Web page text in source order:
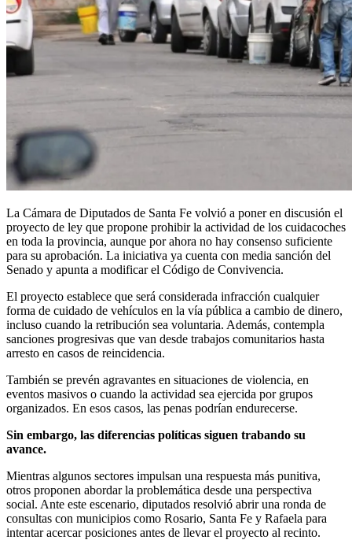
La Cámara de Diputados de Santa Fe volvió a poner en discusión el
proyecto de ley que propone prohibir la actividad de los cuidacoches
en toda la provincia, aunque por ahora no hay consenso suficiente
para su aprobación. La iniciativa ya cuenta con media sanción del
Senado y apunta a modificar el Código de Convivencia.
El proyecto establece que será considerada infracción cualquier
forma de cuidado de vehículos en la vía pública a cambio de dinero,
incluso cuando la retribución sea voluntaria. Además, contempla
sanciones progresivas que van desde trabajos comunitarios hasta
arresto en casos de reincidencia.
También se prevén agravantes en situaciones de violencia, en
eventos masivos o cuando la actividad sea ejercida por grupos
organizados. En esos casos, las penas podrían endurecerse.
Sin embargo, las diferencias políticas siguen trabando su
avance.
Mientras algunos sectores impulsan una respuesta más punitiva,
otros proponen abordar la problemática desde una perspectiva
social. Ante este escenario, diputados resolvió abrir una ronda de
consultas con municipios como Rosario, Santa Fe y Rafaela para
intentar acercar posiciones antes de llevar el proyecto al recinto.